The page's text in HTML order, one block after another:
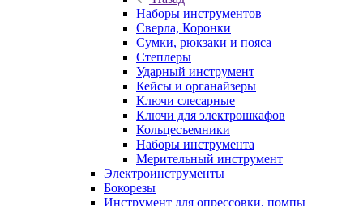
Наборы инструментов
Сверла, Коронки
Сумки, рюкзаки и пояса
Степлеры
Ударный инструмент
Кейсы и органайзеры
Ключи слесарные
Ключи для электрошкафов
Кольцесъемники
Наборы инструмента
Мерительный инструмент
Электроинструменты
Бокорезы
Инструмент для опрессовки, помпы